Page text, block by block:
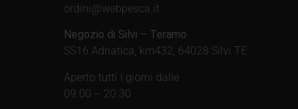
ordini@webpesca.it
Negozio di Silvi – Teramo
SS16 Adriatica, km432, 64028 Silvi TE
Aperto tutti i giorni dalle
09.00 – 20.30